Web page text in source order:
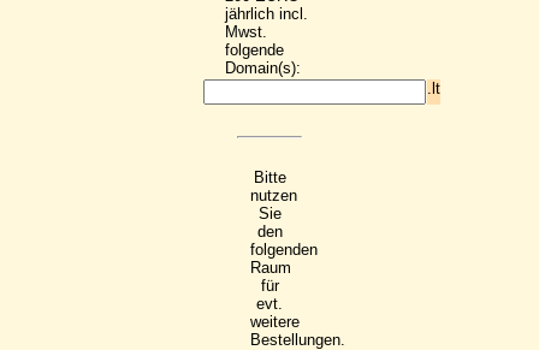
jährlich incl.
Mwst.
folgende
Domain(s):
.lt
Bitte
nutzen
Sie
den
folgenden
Raum
für
evt.
weitere
Bestellungen.